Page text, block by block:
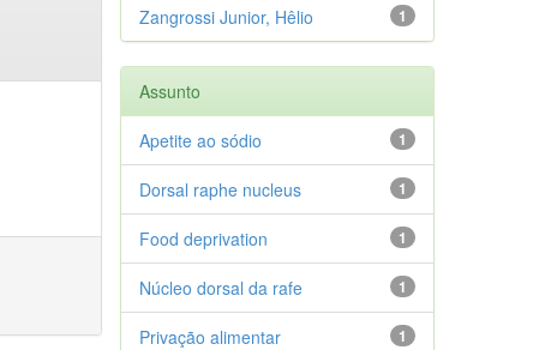
1
Zangrossi Junior, Hêlio
Assunto
1
Apetite ao sódio
1
Dorsal raphe nucleus
1
Food deprivation
1
Núcleo dorsal da rafe
1
Privação alimentar